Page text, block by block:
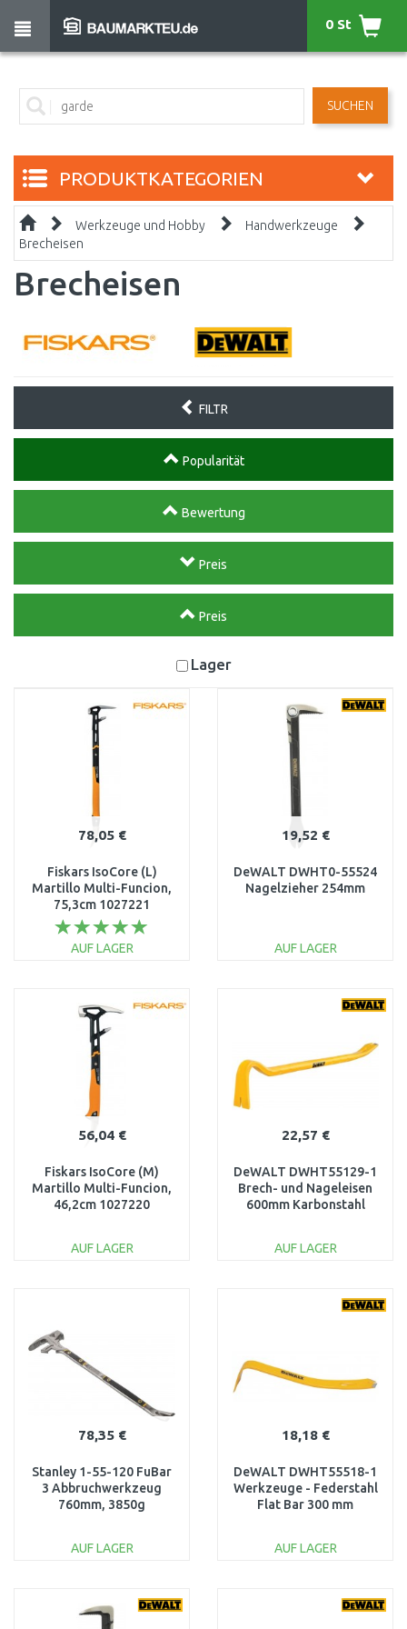
SUCHEN
0 St
PRODUKTKATEGORIEN
Werkzeuge und Hobby
Handwerkzeuge
Brecheisen
Brecheisen
FILTR
Popularität
Bewertung
Preis
Preis
Lager
78,05 €
Fiskars IsoCore (L)
Martillo Multi-Funcion,
75,3cm 1027221
AUF LAGER
Vergleichen
19,52 €
DeWALT DWHT0-55524
Nagelzieher 254mm
AUF LAGER
56,04 €
Fiskars IsoCore (M)
Martillo Multi-Funcion,
46,2cm 1027220
AUF LAGER
22,57 €
DeWALT DWHT55129-1
Brech- und Nageleisen
600mm Karbonstahl
AUF LAGER
78,35 €
Stanley 1-55-120 FuBar
3 Abbruchwerkzeug
760mm, 3850g
AUF LAGER
Vergleichen
18,18 €
DeWALT DWHT55518-1
Werkzeuge - Federstahl
Flat Bar 300 mm
AUF LAGER